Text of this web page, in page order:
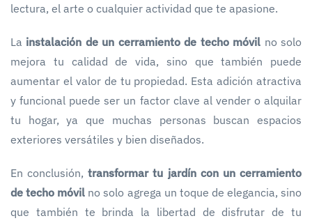
lectura, el arte o cualquier actividad que te apasione.
La instalación de un cerramiento de techo móvil no solo
mejora tu calidad de vida, sino que también puede
aumentar el valor de tu propiedad. Esta adición atractiva
y funcional puede ser un factor clave al vender o alquilar
tu hogar, ya que muchas personas buscan espacios
exteriores versátiles y bien diseñados.
En conclusión, transformar tu jardín con un cerramiento
de techo móvil no solo agrega un toque de elegancia, sino
que también te brinda la libertad de disfrutar de tu